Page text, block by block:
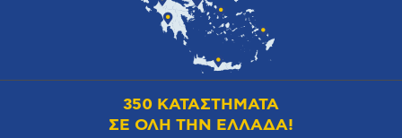
350 ΚΑΤΑΣΤΗΜΑΤΑ
ΣΕ ΟΛΗ ΤΗΝ ΕΛΛΑΔΑ!